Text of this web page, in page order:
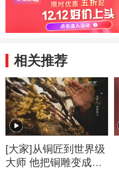
相关推荐
[大家]从铜匠到世界级
大师 他把铜雕变成世